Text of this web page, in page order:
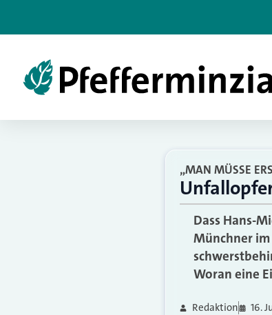
„MAN MÜSSE
Dass Hans-
Münchner
Woran eine
Redaktion 16.